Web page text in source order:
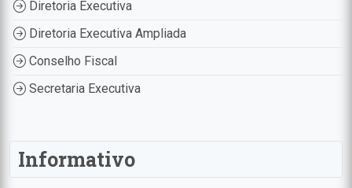
Diretoria Executiva
Diretoria Executiva Ampliada
Conselho Fiscal
Secretaria Executiva
Informativo